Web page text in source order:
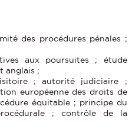
des procédures pénales ;
aux poursuites ; étude
anglais ;
; autorité judiciaire ;
européenne des droits de
équitable ; principe du
; contrôle de la